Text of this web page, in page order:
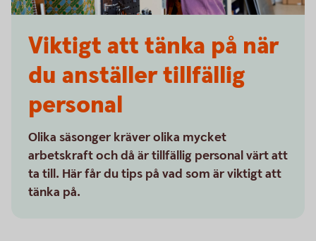
Viktigt att tänka på när
du anställer tillfällig
personal
Olika säsonger kräver olika mycket
arbetskraft och då är tillfällig personal värt att
ta till. Här får du tips på vad som är viktigt att
tänka på.